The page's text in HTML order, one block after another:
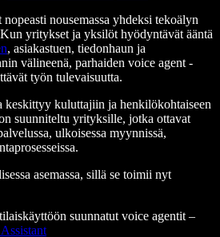
nousemassa yhdeksi tekoälyn
yritykset ja yksilöt hyödyntävät ääntä
, asiakastuen, tiedonhaun ja
välineenä, parhaiden voice agent -
työn tulevaisuutta.
keskittyy kuluttajiin ja henkilökohtaiseen
suunniteltu yrityksille, jotka ottavat
ulkoisessa myynnissä,
asemassa, sillä se toimii nyt
suunnatut voice agentit –